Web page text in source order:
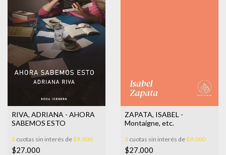
RIVA, ADRIANA - AHORA
SABEMOS ESTO
3 cuotas sin interés de$9.000
$27.000
ZAPATA, ISABEL -
Montaigne, etc.
3 cuotas sin interés de$9.000
$27.000